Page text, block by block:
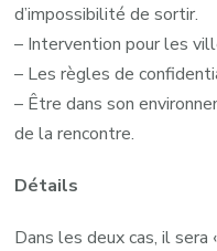
d’impossibilité de sortir.
– Intervention pour les
– Les règles de
– Être dans son
de la rencontre.
Détails
Dans les deux cas, il sera